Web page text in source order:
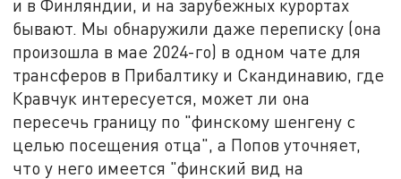
и в Финляндии, и на зарубежных курортах
бывают. Мы обнаружили даже переписку (она
произошла в мае 2024-го) в одном чате для
трансферов в Прибалтику и Скандинавию, где
Кравчук интересуется, может ли она
пересечь границу по "финскому шенгену с
целью посещения отца", а Попов уточняет,
что у него имеется "финский вид на